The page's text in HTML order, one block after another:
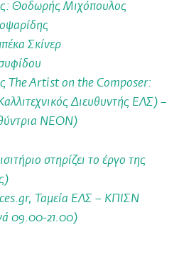
Θοδωρής Μιχόπουλος
Σκίνερ
The Artist on the Composer:
Διευθυντής ΕΛΣ) –
ΝΕΟΝ)
στηρίζει το έργο της
Ταμεία ΕΛΣ – ΚΠΙΣΝ
09.00-21.00)